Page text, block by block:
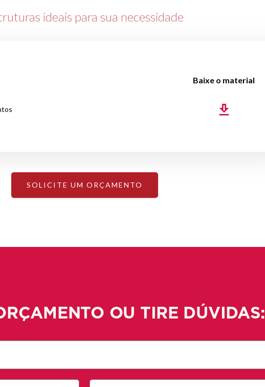
ideais para sua necessidade
Baixe o material
SOLICITE UM ORÇAMENTO
OU TIRE DÚVIDAS: